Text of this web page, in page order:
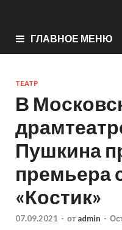
ГЛАВНОЕ МЕНЮ
ТЕАТР
В
Пушкина
премьера
«Костик»
07.09.2021 - от admin -